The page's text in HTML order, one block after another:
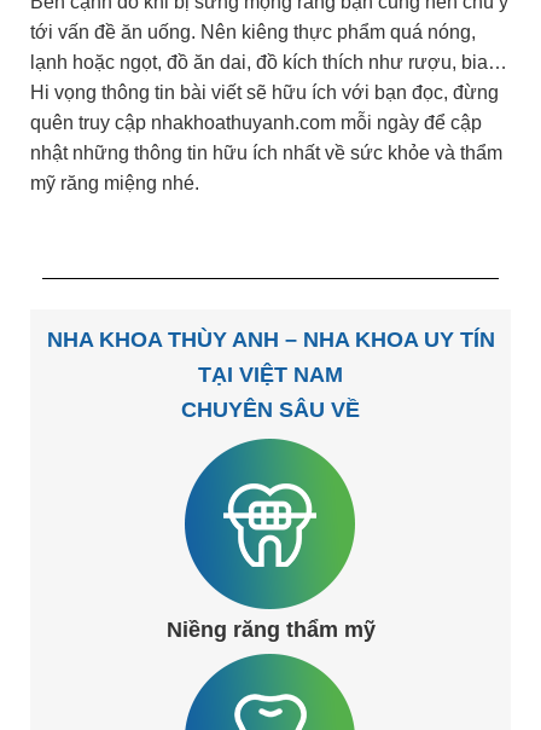
tới vấn đề ăn uống. Nên kiêng thực phẩm quá nóng,
lạnh hoặc ngọt, đồ ăn dai, đồ kích thích như rượu, bia…
Hi vọng thông tin bài viết sẽ hữu ích với bạn đọc, đừng
quên truy cập nhakhoathuyanh.com mỗi ngày để cập
nhật những thông tin hữu ích nhất về sức khỏe và thẩm
mỹ răng miệng nhé.
NHA KHOA THÙY ANH – NHA KHOA UY TÍN
TẠI VIỆT NAM
CHUYÊN SÂU VỀ
Niềng răng thẩm mỹ